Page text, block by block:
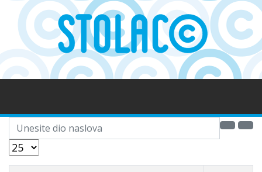
Unesite dio naslova
Prikaz #